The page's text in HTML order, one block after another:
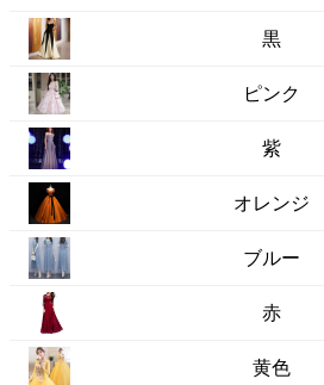
黒
ピンク
紫
オレンジ
ブルー
赤
黄色